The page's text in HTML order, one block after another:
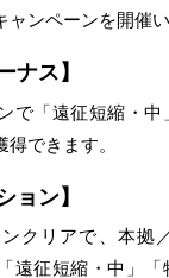
ンペーンを開催い
ナス】
で「遠征短縮・
できます。
ョン】
クリアで、本拠
遠征短縮・中」